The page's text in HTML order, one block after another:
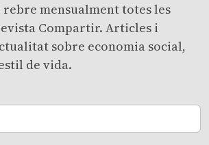
mensualment totes les
Compartir. Articles i
sobre economia social,
de vida.